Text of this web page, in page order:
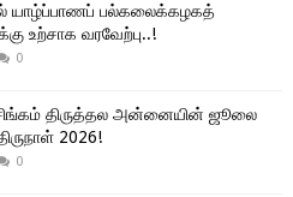
யாழ்ப்பாணப் பல்கலைக்கழகத்
உற்சாக வரவேற்பு..!
0
திருத்தல அன்னையின் ஜூலை
2026!
0